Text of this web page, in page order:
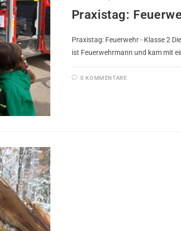
Praxistag:
Praxistag: Feuerwehr - Klasse 2
ist Feuerwehrmann und kam mit
0 KOMMENTARE